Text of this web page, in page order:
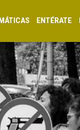
ENTÉRATE